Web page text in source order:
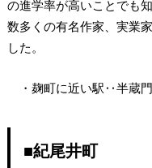
の進学率が高いことでも
数多くの有名作家、実業
した。
・麹町に近い駅‥半蔵
■紀尾井町